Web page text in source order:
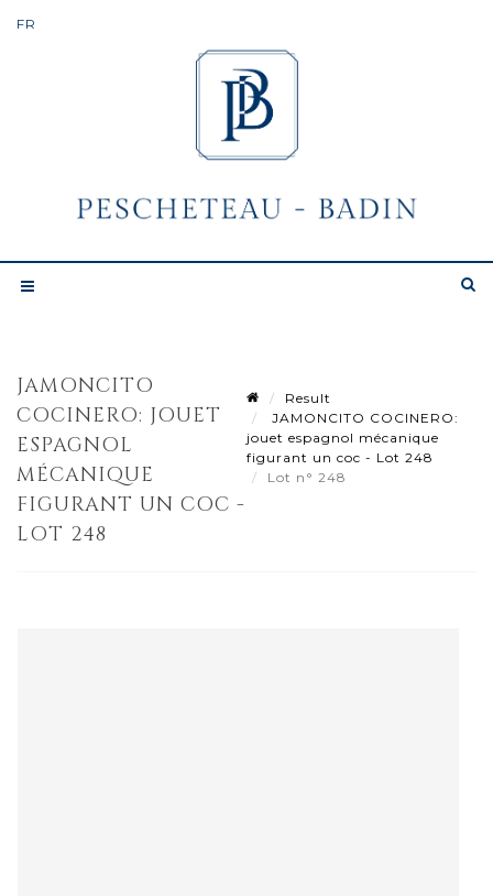
JAMONCITO
COCINERO: JOUET
ESPAGNOL
MÉCANIQUE
FIGURANT UN COC -
LOT 248
Result
JAMONCITO COCINERO:
jouet espagnol mécanique
figurant un coc - Lot 248
Lot n° 248